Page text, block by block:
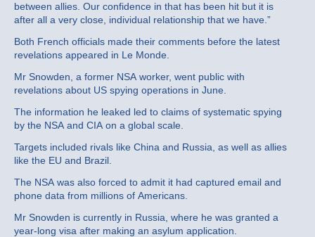
between allies. Our confidence in that has been hit but it is
after all a very close, individual relationship that we have.”
Both French officials made their comments before the latest
revelations appeared in Le Monde.
Mr Snowden, a former NSA worker, went public with
revelations about US spying operations in June.
The information he leaked led to claims of systematic spying
by the NSA and CIA on a global scale.
Targets included rivals like China and Russia, as well as allies
like the EU and Brazil.
The NSA was also forced to admit it had captured email and
phone data from millions of Americans.
Mr Snowden is currently in Russia, where he was granted a
year-long visa after making an asylum application.